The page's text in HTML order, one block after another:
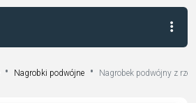
Nagrobki podwójne Nagrobek podwójny z